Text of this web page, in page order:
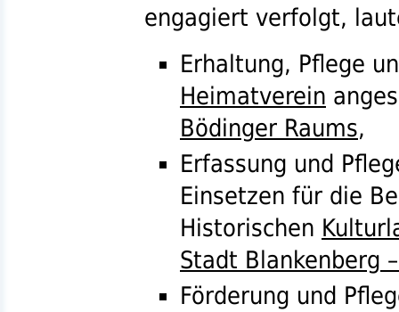
engagiert verfolgt,
Erhaltung, Pflege
Heimatverein
Bödinger Raums,
Erfassung und
Einsetzen für die
Historischen
Stadt Blankenberg
Förderung und